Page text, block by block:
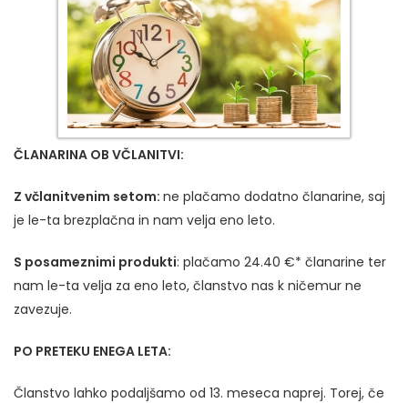
ČLANARINA OB VČLANITVI:
Z včlanitvenim setom: ne plačamo dodatno članarine, saj
je le-ta brezplačna in nam velja eno leto.
S posameznimi produkti: plačamo 24.40 €* članarine ter
nam le-ta velja za eno leto, članstvo nas k ničemur ne
zavezuje.
PO PRETEKU ENEGA LETA:
Članstvo lahko podaljšamo od 13. meseca naprej. Torej, če